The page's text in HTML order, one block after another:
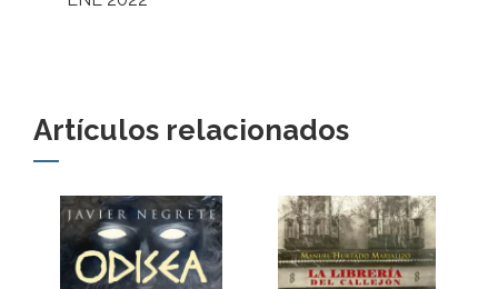
Artículos relacionados